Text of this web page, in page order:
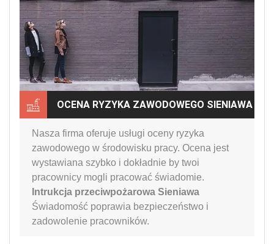
OCENA RYZYKA ZAWODOWEGO SIENIAWA
Nasza firma oferuje usługi oceny ryzyka
zawodowego w środowisku pracy. Ocena jest
wystawiana szybko i dokładnie by twoi
pracownicy mogli pracować świadomie.
Intrukcja przeciwpożarowa Sieniawa
Świadomość poprawia bezpieczeństwo i
zadowolenie pracowników.